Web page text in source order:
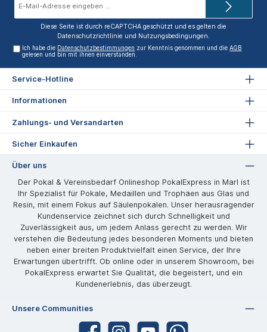
Diese Seite ist durch reCAPTCHA geschützt und es gelten die
Datenschutzrichtlinie und Nutzungsbedingungen.
Ich habe die Datenschutzbestimmungen zur Kenntnis genommen und dieAGB
gelesen und bin mit ihnen einverstanden.
Service-Hotline
Informationen
Zahlungs- und Versandarten
Sicher Einkaufen
Über uns
Der Pokal & Vereinsbedarf Onlineshop PokalExpress in Marl ist
Ihr Spezialist für Pokale, Medaillen und Trophäen aus Glas und
Resin, mit einem Fokus auf Säulenpokalen. Unser herausragender
Kundenservice zeichnet sich durch Schnelligkeit und
Zuverlässigkeit aus, um jedem Anlass gerecht zu werden. Wir
verstehen die Bedeutung jedes besonderen Moments und bieten
neben einer breiten Produktvielfalt einen Service, der Ihre
Erwartungen übertrifft. Ob online oder in unserem Showroom, bei
PokalExpress erwartet Sie Qualität, die begeistert, und ein
Kundenerlebnis, das überzeugt.
Unsere Communities